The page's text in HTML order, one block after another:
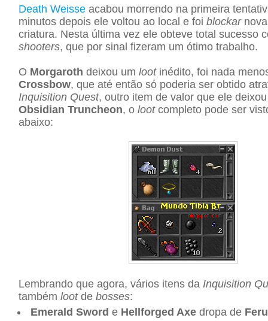
Death Weisse acabou morrendo na primeira
minutos depois ele voltou ao local e foi blockar
criatura. Nesta última vez ele obteve total sucesso
shooters, que por sinal fizeram um ótimo trabalho.
O Morgaroth deixou um lootinédito, foi nada
Crossbow, que até então só poderia ser obtido
Inquisition Quest, outro item de valor que ele
Obsidian Truncheon, o lootcompleto pode ser
abaixo:
Lembrando que agora, vários itens da Inquisition
também lootde bosses:
Emerald Sword e Hellforged Axe dropa de